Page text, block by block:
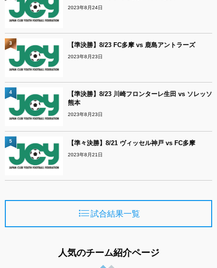
2023年8月24日
【準決勝】8/23 FC多摩 vs 鹿島アントラーズ
2023年8月23日
3
【準決勝】8/23 川崎フロンターレ生田 vs ソレッソ
熊本
2023年8月23日
4
【準々決勝】8/21 ヴィッセル神戸 vs FC多摩
2023年8月21日
5
試合結果一覧
人気のチーム紹介ページ